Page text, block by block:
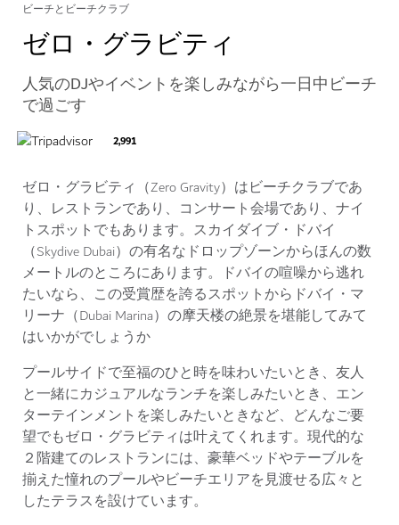
ビーチとビーチクラブ
ゼロ・グラビティ
人気のDJやイベントを楽しみながら一日中ビーチ
で過ごす
2,991
ゼロ・グラビティ（Zero Gravity）はビーチクラブであ
り、レストランであり、コンサート会場であり、ナイ
トスポットでもあります。スカイダイブ・ドバイ
（Skydive Dubai）の有名なドロップゾーンからほんの数
メートルのところにあります。ドバイの喧噪から逃れ
たいなら、この受賞歴を誇るスポットからドバイ・マ
リーナ（Dubai Marina）の摩天楼の絶景を堪能してみて
はいかがでしょうか
プールサイドで至福のひと時を味わいたいとき、友人
と一緒にカジュアルなランチを楽しみたいとき、エン
ターテインメントを楽しみたいときなど、どんなご要
望でもゼロ・グラビティは叶えてくれます。現代的な
２階建てのレストランには、豪華ベッドやテーブルを
揃えた憧れのプールやビーチエリアを見渡せる広々と
したテラスを設けています。